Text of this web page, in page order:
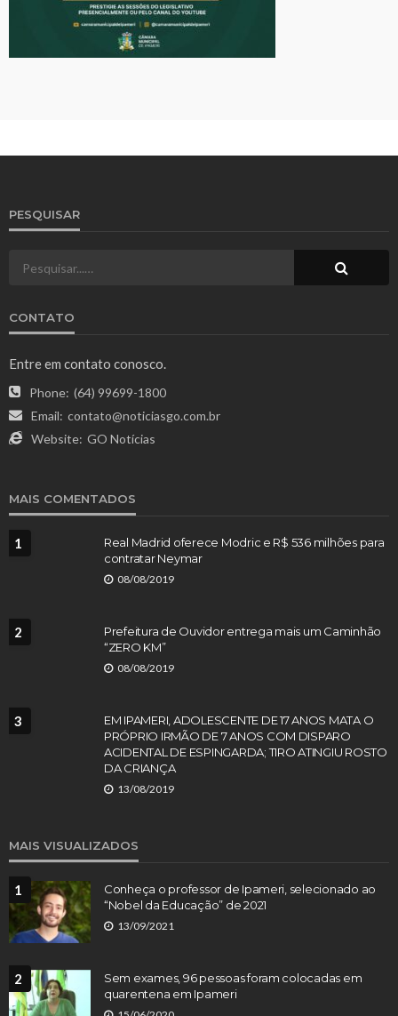
PESQUISAR
CONTATO
Entre em contato conosco.
Phone: (64) 99699-1800
Email: contato@noticiasgo.com.br
Website: GO Notícias
MAIS COMENTADOS
1
Real Madrid oferece Modric e R$ 536 milhões para
contratar Neymar
08/08/2019
2
Prefeitura de Ouvidor entrega mais um Caminhão
“ZERO KM”
08/08/2019
3
EM IPAMERI, ADOLESCENTE DE 17 ANOS MATA O
PRÓPRIO IRMÃO DE 7 ANOS COM DISPARO
ACIDENTAL DE ESPINGARDA; TIRO ATINGIU ROSTO
DA CRIANÇA
13/08/2019
MAIS VISUALIZADOS
1
Conheça o professor de Ipameri, selecionado ao
“Nobel da Educação” de 2021
13/09/2021
2
Sem exames, 96 pessoas foram colocadas em
quarentena em Ipameri